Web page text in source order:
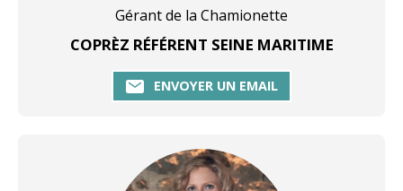
Gérant de la Chamionette
COPRÈZ RÉFÉRENT SEINE MARITIME
ENVOYER UN EMAIL